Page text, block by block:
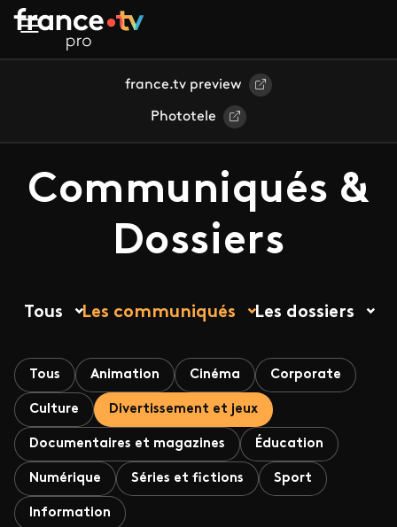
Aller au contenu principal
france.tv preview
Phototele
Communiqués &
Dossiers
Tous Les communiqués Les dossiers
Tous Animation Cinéma Corporate
Culture Divertissement et jeux
Documentaires et magazines Éducation
Numérique Séries et fictions Sport
Information